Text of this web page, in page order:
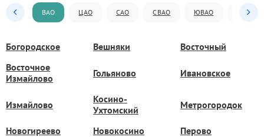
ВАО ЦАО САО СВАО ЮВАО ЮАО
Богородское Вешняки
Восточный
Восточное
Измайлово
Гольяново Ивановское
Измайлово
Косино-
Ухтомский
Метрогородок
Новогиреево Новокосино Перово